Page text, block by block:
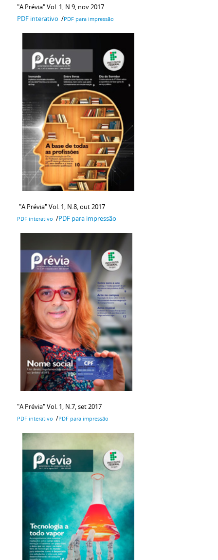
"A Prévia" Vol. 1, N.9, nov 2017
PDF interativo /PDF para impressão
"A Prévia" Vol. 1, N.8, out 2017
PDF interativo /PDF para impressão
"A Prévia" Vol. 1, N.7, set 2017
PDF interativo /PDF para impressão